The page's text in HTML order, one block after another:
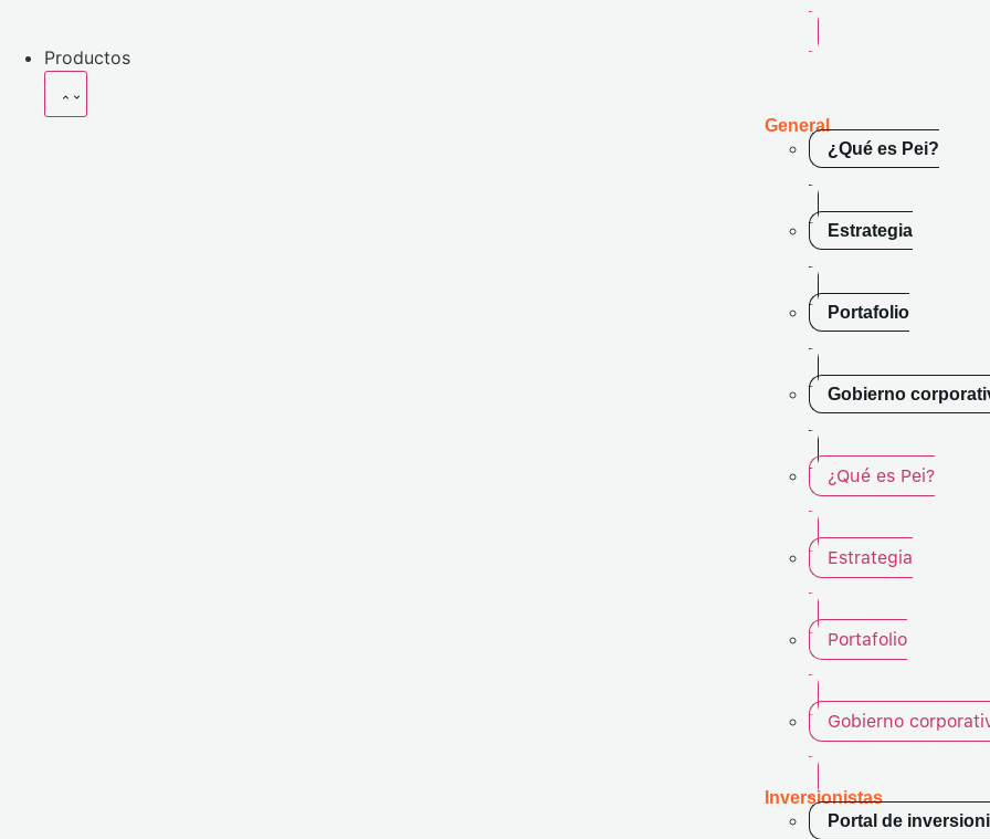
Productos
General
¿Qué es Pei?
Estrategia
Portafolio
Gobierno
¿Qué es Pei?
Estrategia
Portafolio
Gobierno
Inversionistas
Portal de